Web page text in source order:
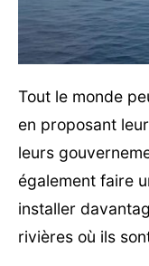
Tout le monde
en proposant
leurs
également faire
installer
rivières où ils